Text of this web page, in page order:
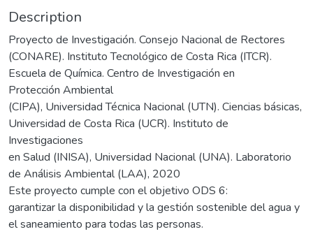
Description
Proyecto de Investigación. Consejo Nacional de Rectores
(CONARE). Instituto Tecnológico de Costa Rica (ITCR).
Escuela de Química. Centro de Investigación en
Protección Ambiental
(CIPA), Universidad Técnica Nacional (UTN). Ciencias básicas,
Universidad de Costa Rica (UCR). Instituto de
Investigaciones
en Salud (INISA), Universidad Nacional (UNA). Laboratorio
de Análisis Ambiental (LAA), 2020
Este proyecto cumple con el objetivo ODS 6:
garantizar la disponibilidad y la gestión sostenible del agua y
el saneamiento para todas las personas.